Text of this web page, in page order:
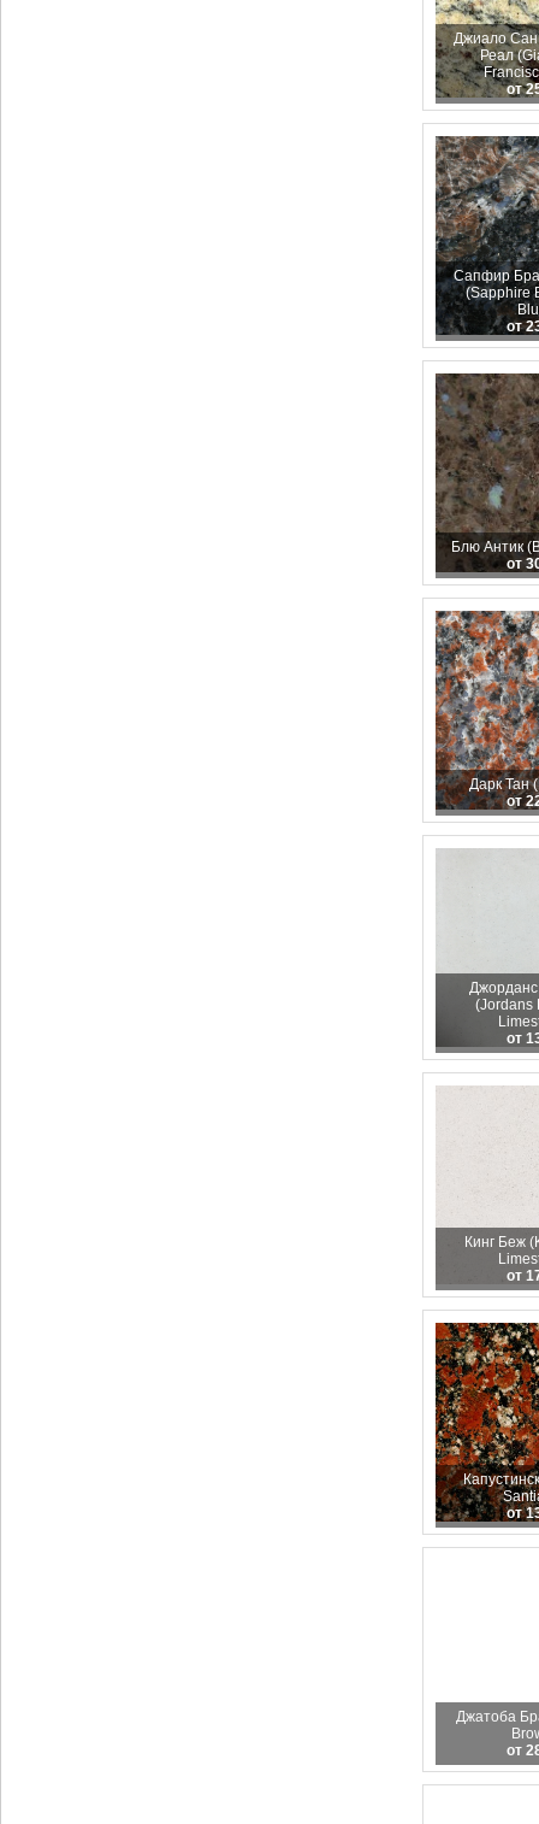
Джиало Сан
Реал
от
Сапфир
(Sapphire
от
Блю Антик
от
Дарк Тан
от
(Jordans
от
Кинг Беж
от
от
Джатоба
от